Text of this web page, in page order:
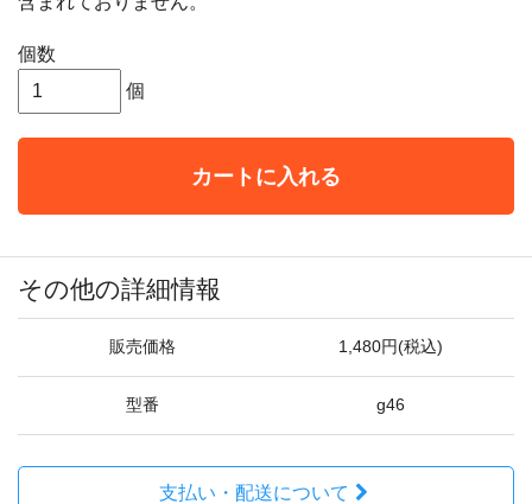
個数
個
カートに入れる
その他の詳細情報
販売価格 1,480円(税込)
型番 g46
支払い・配送について